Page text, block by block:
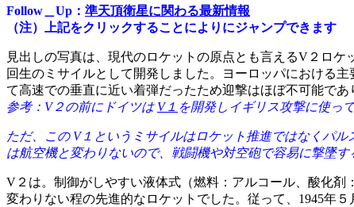
Follow＿Up： 準天頂衛星に関わる最新情報
（注）上記をクリックすることによりにジャンプできます
見出しの写真は、現代のロケットの原点とも言えるV２ロ
回生のミサイルとして開発しました。ヨーロッパにおける
て高速での垂直に近い着弾だったため迎撃はほぼ不可能で
参考：V２の前にドイツは V１ を開発しイギリス攻撃に使っ
ただ、この V１というミサイルはロケット推進ではなくパ
は航空機と変わりないので、戦闘機や対空砲で容易に撃墜
V２は。制御がしやすい液体式（燃料：アルコール、酸化
変わりない程の先進的なロケットでした。従って、1945年